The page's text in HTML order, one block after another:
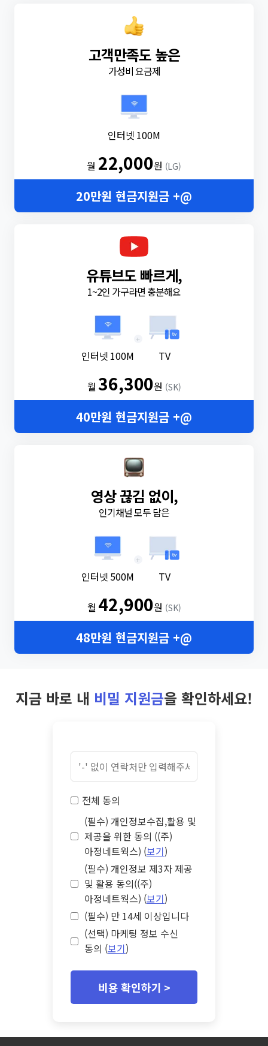
고객만족도 높은
가성비 요금제
인터넷 100M
월 22,000원 (LG)
20만원 현금지원금 +@
유튜브도 빠르게,
1~2인 가구라면 충분해요
인터넷 100M
+
TV
월36,300원 (SK)
40만원 현금지원금 +@
영상 끊김 없이,
인기채널 모두 담은
인터넷 500M
+
TV
월 42,900원 (SK)
48만원 현금지원금 +@
지금 바로 내 비밀 지원금을 확인하세요!
전체 동의
(필수) 개인정보수집,활용 및
제공을 위한 동의 ((주)
아정네트웍스) (보기)
(필수) 개인정보 제3자 제공
및 활용 동의((주)
아정네트웍스) (보기)
(필수) 만 14세 이상입니다
(선택) 마케팅 정보 수신
동의 (보기)
비용 확인하기 >